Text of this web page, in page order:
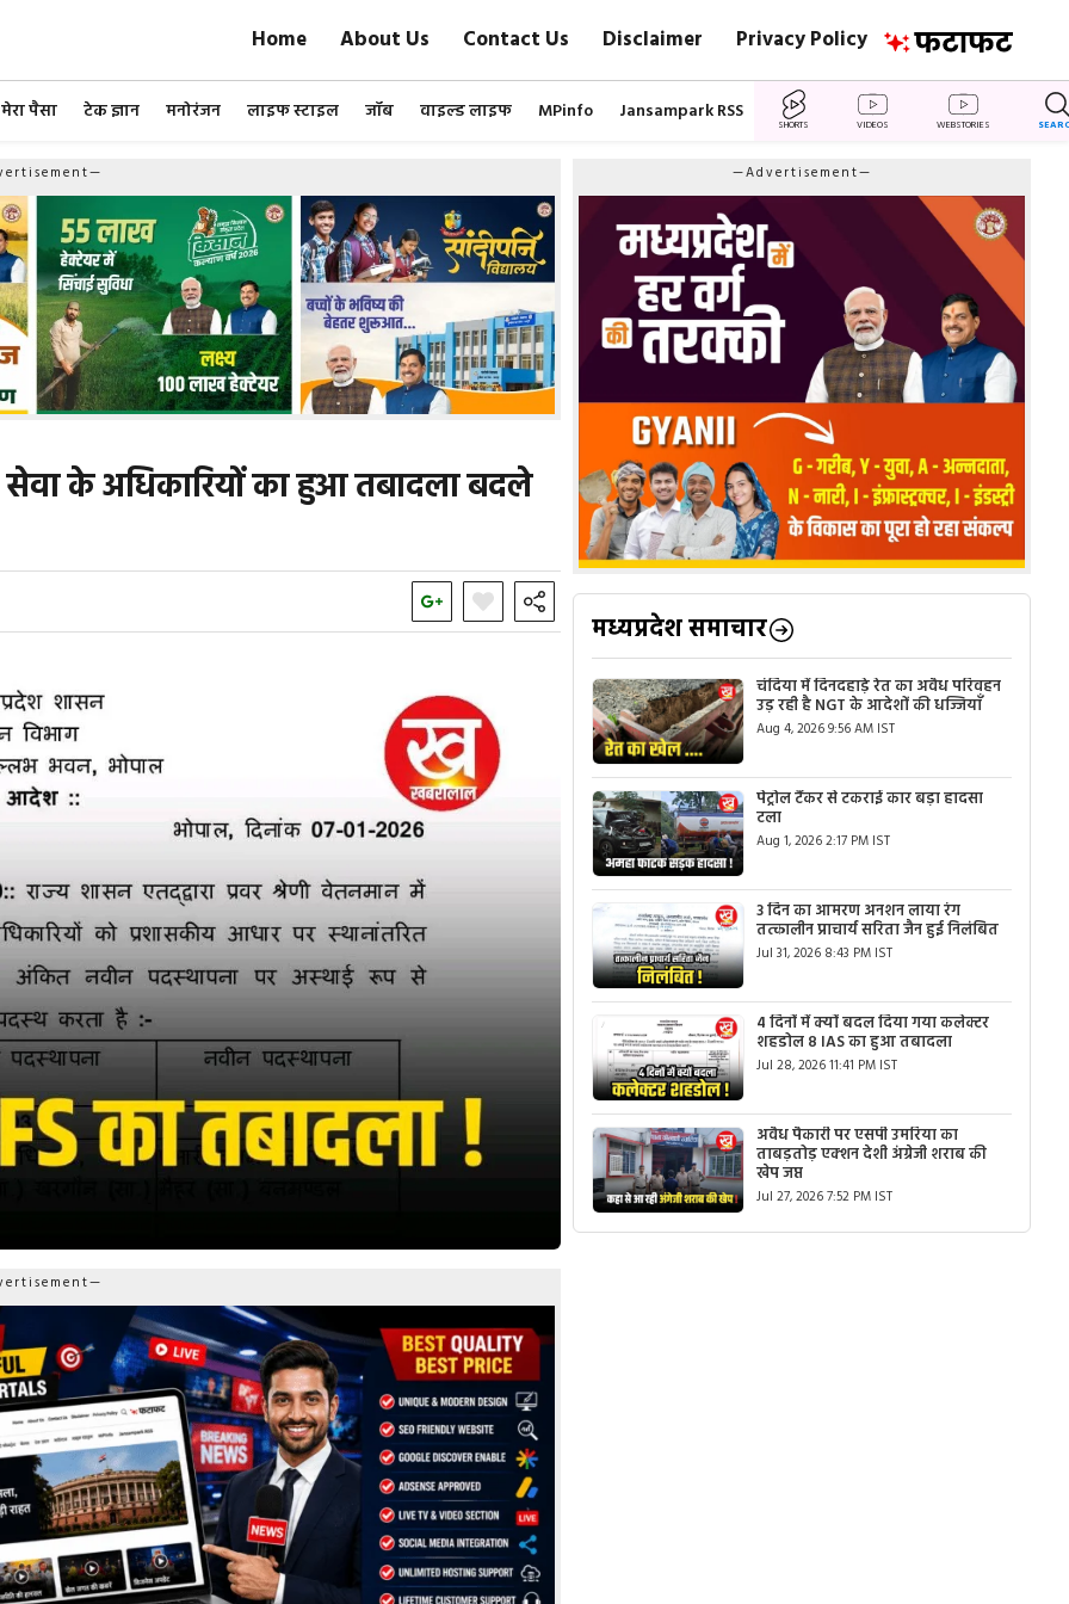
Home About Us Contact Us Disclaimer Privacy Policy
मेरा पैसा टेक ज्ञान मनोरंजन लाइफ स्टाइल जॉब वाइल्ड लाइफ MPinfo Jansampark RSS
SHORTS VIDEOS WEBSTORIES
के अधिकारियों का हुआ तबादला बदले
—Advertisement—
मध्यप्रदेश समाचार
चंदिया में दिनदहाड़े रेत का अवैध परिवहन
उड़ रही है NGT के आदेशों की धज्जियाँ
Aug 4, 2026 9:56 AM IST
पेट्रोल टैंकर से टकराई कार बड़ा हादसा
टला
Aug 1, 2026 2:17 PM IST
3 दिन का आमरण अनशन लाया रंग
तत्कालीन प्राचार्य सरिता जैन हुई निलंबित
Jul 31, 2026 8:43 PM IST
4 दिनों में क्यों बदल दिया गया कलेक्टर
शहडोल 8 IAS का हुआ तबादला
Jul 28, 2026 11:41 PM IST
अवैध पैकारी पर एसपी उमरिया का
ताबड़तोड़ एक्शन देशी अंग्रेजी शराब की
खेप जप्त
Jul 27, 2026 7:52 PM IST